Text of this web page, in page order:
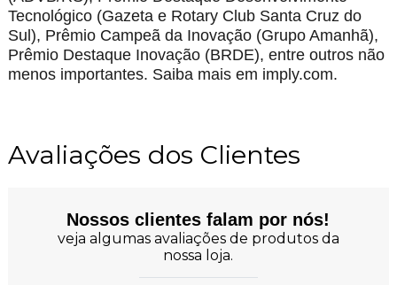
Tecnológico (Gazeta e Rotary Club Santa Cruz do
Sul), Prêmio Campeã da Inovação (Grupo Amanhã),
Prêmio Destaque Inovação (BRDE), entre outros não
menos importantes. Saiba mais em imply.com.
Avaliações dos Clientes
Nossos clientes falam por nós!
veja algumas avaliações de produtos da
nossa loja.